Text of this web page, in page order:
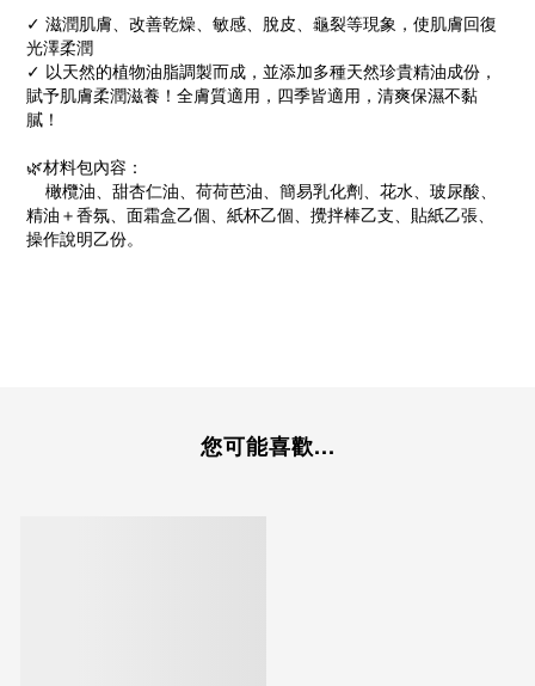
✓ 滋潤肌膚、改善乾燥、敏感、脫皮、龜裂等現象，使肌膚回復
光澤柔潤
✓ 以天然的植物油脂調製而成，並添加多種天然珍貴精油成份，
賦予肌膚柔潤滋養！全膚質適用，四季皆適用，清爽保濕不黏
膩！
🌿材料包內容：
橄欖油、甜杏仁油、荷荷芭油、簡易乳化劑、花水、玻尿酸、
精油＋香氛、面霜盒乙個、紙杯乙個、攪拌棒乙支、貼紙乙張、
操作說明乙份。
您可能喜歡...